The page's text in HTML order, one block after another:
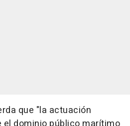
que "la actuación